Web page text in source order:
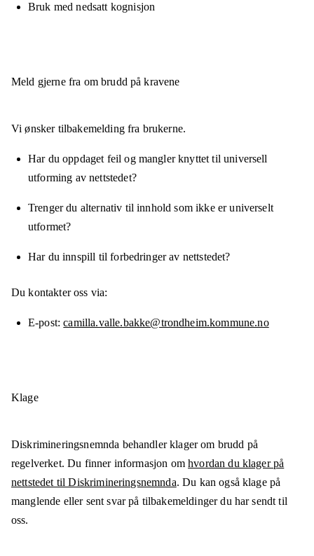
Bruk med nedsatt kognisjon
Meld gjerne fra om brudd på kravene
Vi ønsker tilbakemelding fra brukerne.
Har du oppdaget feil og mangler knyttet til universell
utforming av nettstedet?
Trenger du alternativ til innhold som ikke er universelt
utformet?
Har du innspill til forbedringer av nettstedet?
Du kontakter oss via:
E-post camilla.valle.bakke@trondheim.kommune.no
Klage
Diskrimineringsnemnda behandler klager om brudd på
regelverket. Du finner informasjon omhvordan du klager på
nettstedet til Diskrimineringsnemnda. Du kan også klage på
manglende eller sent svar på tilbakemeldinger du har sendt til
oss.